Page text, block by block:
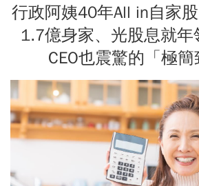
行政阿姨40年All in自家
1.7億身家、光股息就
CEO也震驚的「極簡